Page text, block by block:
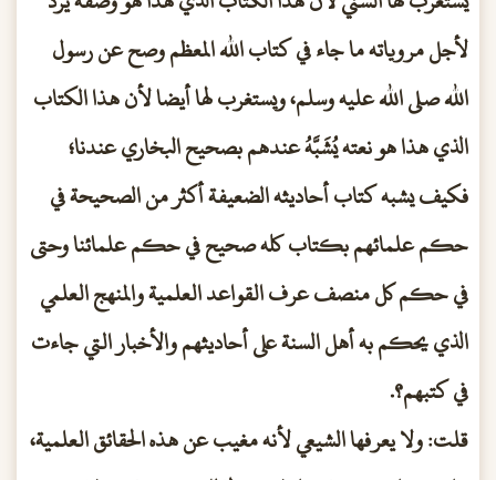
لأجل مروياته ما جاء في كتاب الله المعظم وصح عن رسول
الله صلى الله عليه وسلم، ويستغرب لها أيضا لأن هذا الكتاب
الذي هذا هو نعته يُشَبَّهُ عندهم بصحيح البخاري عندنا؛
فكيف يشبه كتاب أحاديثه الضعيفة أكثر من الصحيحة في
حكم علمائهم بكتاب كله صحيح في حكم علمائنا وحتى
في حكم كل منصف عرف القواعد العلمية والمنهج العلمي
الذي يحكم به أهل السنة على أحاديثهم والأخبار التي جاءت
في كتبهم؟.
قلت: ولا يعرفها الشيعي لأنه مغيب عن هذه الحقائق العلمية،